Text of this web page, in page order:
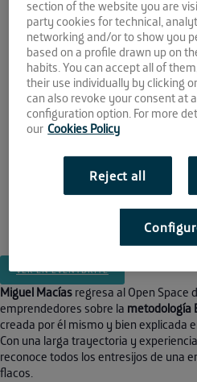
09 APR
2018
17:30 - 20:30
Espacio de crowdworking
Avda. Camino de los
PCT Cartuja
Sevilla41092
This event has passed.
VER EN EVENTBRITE
Miguel Macías regresa al Open Space
emprendedores sobre la metodología
creada por él mismo y bien explicada
Con una larga trayectoria y
reconoce todos los entresijos de una
flacos.
section of the website you are
party cookies for technical,
networking and/or to show you
based on a profile drawn up on
habits. You can accept all of
their use individually by clicking
can also revoke your consent at
configuration option. For more
our Cookies Policy
Reject all